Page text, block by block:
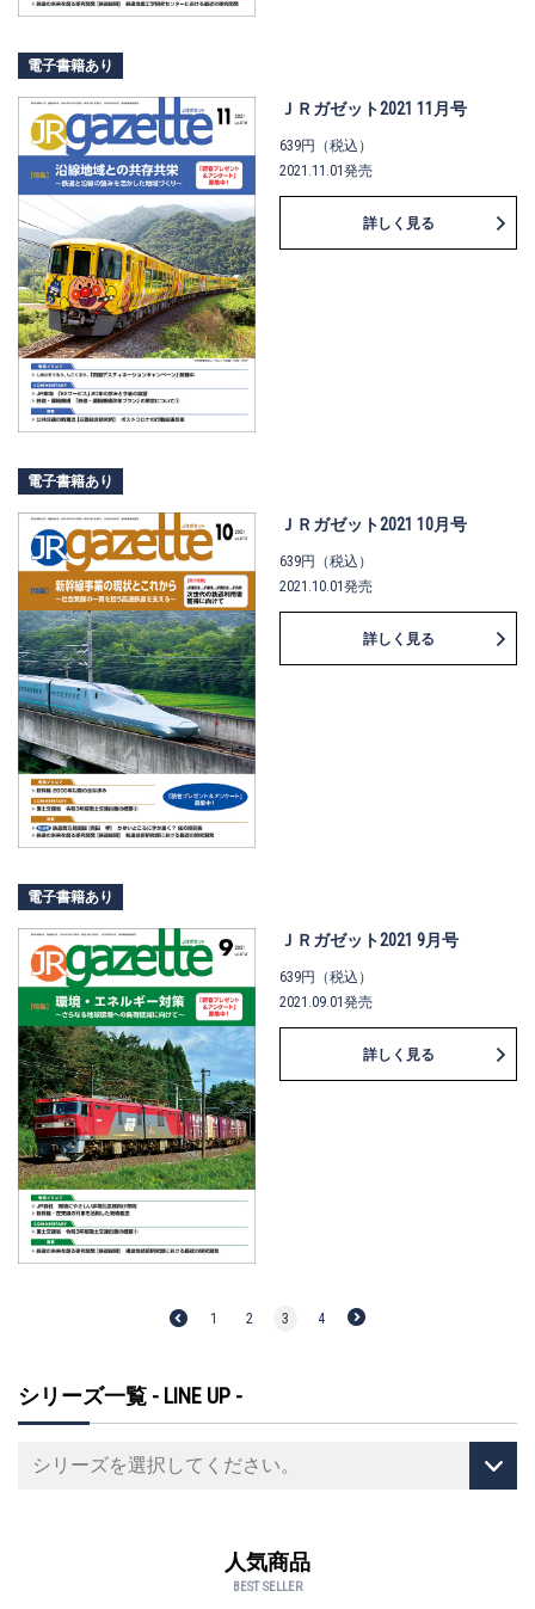
電子書籍あり
ＪＲガゼット2021 11月号
639円（税込）
2021.11.01発売
詳しく見る
電子書籍あり
ＪＲガゼット2021 10月号
639円（税込）
2021.10.01発売
詳しく見る
電子書籍あり
ＪＲガゼット2021 9月号
639円（税込）
2021.09.01発売
詳しく見る
1 2 3 4
シリーズ一覧 - LINE UP -
人気商品
BEST SELLER